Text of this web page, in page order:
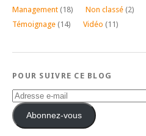
Management (18) Non classé (2)
Témoignage (14) Vidéo (11)
POUR SUIVRE CE BLOG
Adresse
e-
mail Abonnez-vous